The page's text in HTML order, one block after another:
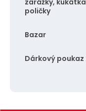
poličky
Bazar
Dárkový poukaz